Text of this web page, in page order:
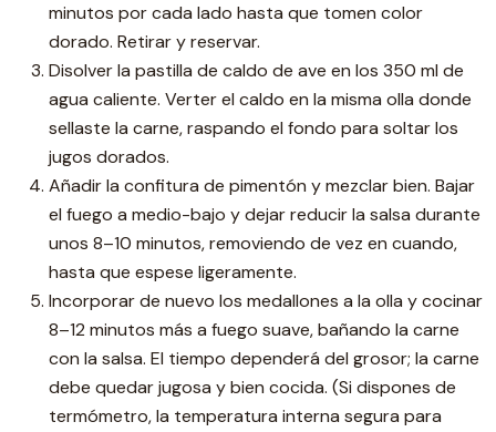
minutos por cada lado hasta que tomen color
dorado. Retirar y reservar.
Disolver la pastilla de caldo de ave en los 350 ml de
agua caliente. Verter el caldo en la misma olla donde
sellaste la carne, raspando el fondo para soltar los
jugos dorados.
Añadir la confitura de pimentón y mezclar bien. Bajar
el fuego a medio-bajo y dejar reducir la salsa durante
unos 8–10 minutos, removiendo de vez en cuando,
hasta que espese ligeramente.
Incorporar de nuevo los medallones a la olla y cocinar
8–12 minutos más a fuego suave, bañando la carne
con la salsa. El tiempo dependerá del grosor; la carne
debe quedar jugosa y bien cocida. (Si dispones de
termómetro, la temperatura interna segura para